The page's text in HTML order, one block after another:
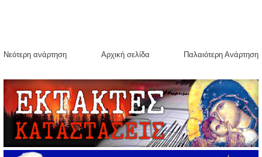
Νεότερη ανάρτηση Παλαιότερη Ανάρτηση
Αρχική σελίδα